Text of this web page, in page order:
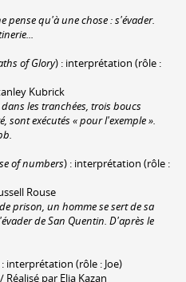
pense qu'à une chose : s'évader.
of Glory) : interprétation (rôle :
Kubrick
les tranchées, trois boucs
sont exécutés « pour l'exemple ».
of numbers) : interprétation (rôle :
Rouse
prison, un homme se sert de sa
de San Quentin. D'après le
: interprétation (rôle : Joe)
par Elia Kazan